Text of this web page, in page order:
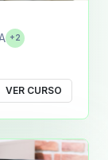
+2
VER CURSO